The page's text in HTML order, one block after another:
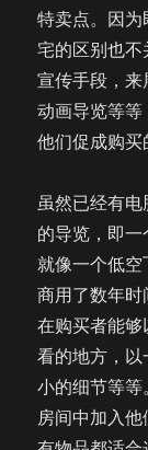
特卖点。因
宅的区别也
宣传手段，来
动画导览等
他们促成购买
虽然已经有
的导览，即一
就像一个低
商用了数年
在购买者能
看的地方，
小的细节等
房间中加入